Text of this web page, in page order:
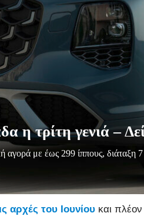
η τρίτη γενιά –
αγορά με έως 299 ίππους, διάταξη
αρχές του Ιουνίου και